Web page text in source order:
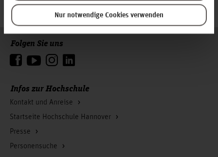
Nur notwendige Cookies verwenden
Zum Seitenanfang
Infos zur Hochschule
Kontakt und Anreise
Startseite Hochschule Hannover
Presse
Personensuche
Folgen Sie uns